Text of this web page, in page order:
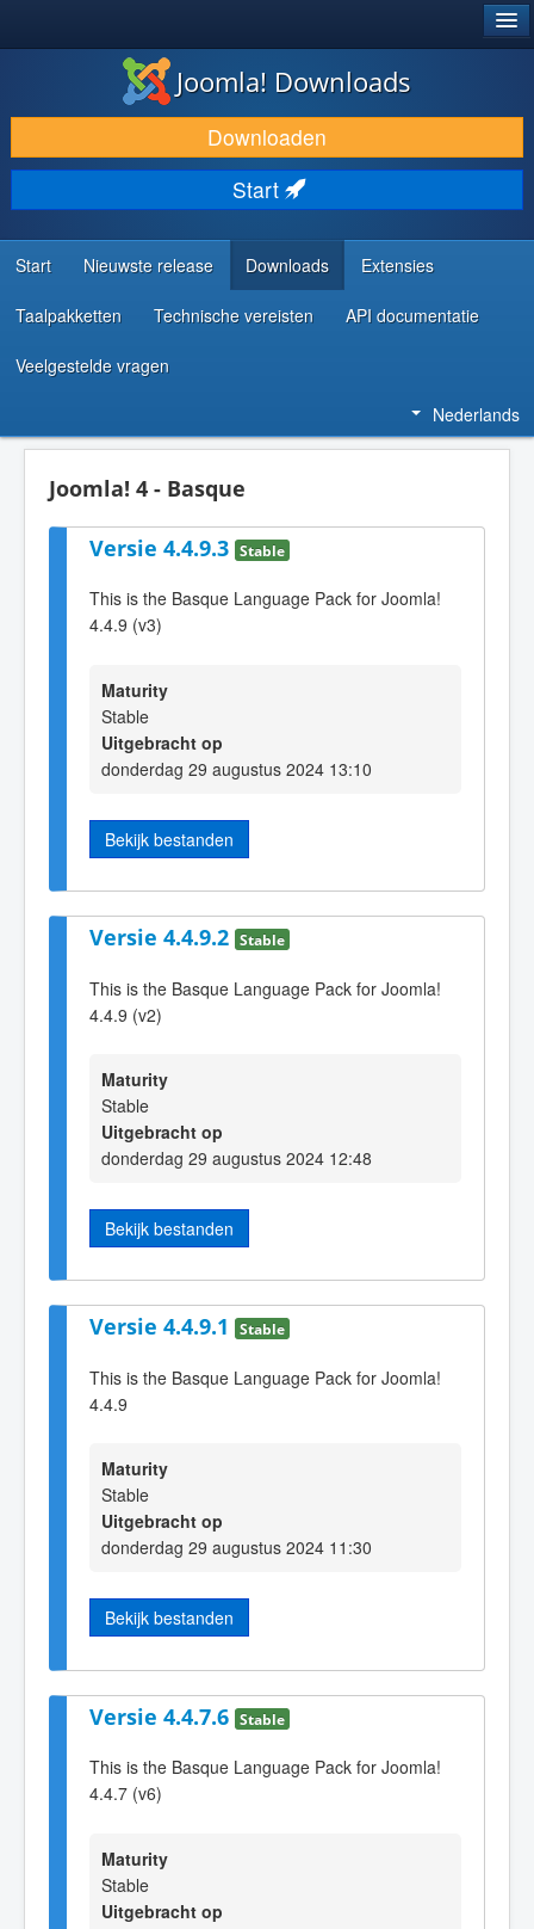
DOWNLOAD & BREID UIT
ONTDEK & LEER
COMMUNITY & ONDERSTEUNING
ONTWIKKELAARSBRONNEN
Joomla! Downloads
Downloaden
Start
Start Nieuwste release Downloads Extensies
Taalpakketten Technische vereisten API documentatie
Veelgestelde vragen
Nederlands
Joomla! 4 - Basque
Versie 4.4.9.3 Stable
This is the Basque Language Pack for Joomla!
4.4.9 (v3)
Maturity
Stable
Uitgebracht op
donderdag 29 augustus 2024 13:10
Bekijk bestanden
Versie 4.4.9.2 Stable
This is the Basque Language Pack for Joomla!
4.4.9 (v2)
Maturity
Stable
Uitgebracht op
donderdag 29 augustus 2024 12:48
Bekijk bestanden
Versie 4.4.9.1 Stable
This is the Basque Language Pack for Joomla!
4.4.9
Maturity
Stable
Uitgebracht op
donderdag 29 augustus 2024 11:30
Bekijk bestanden
Versie 4.4.7.6 Stable
This is the Basque Language Pack for Joomla!
4.4.7 (v6)
Maturity
Stable
Uitgebracht op